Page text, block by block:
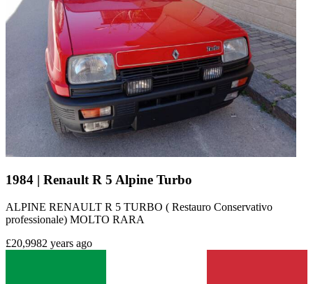
1984 | Renault R 5 Alpine Turbo
ALPINE RENAULT R 5 TURBO ( Restauro Conservativo
professionale) MOLTO RARA
£20,9982 years ago